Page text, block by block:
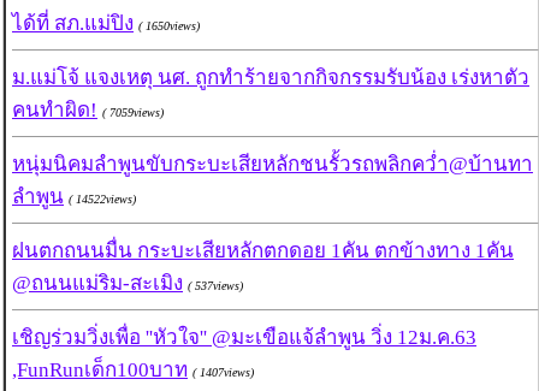
ได้ที่ สภ.แม่ปิง ( 1650views)
ม.แม่โจ้ แจงเหตุ นศ. ถูกทำร้ายจากกิจกรรมรับน้อง เร่งหาตัว
คนทำผิด! ( 7059views)
หนุ่มนิคมลำพูนขับกระบะเสียหลักชนรั้วรถพลิกคว่ำ@บ้านทา
ลำพูน ( 14522views)
ฝนตกถนนมื่น กระบะเสียหลักตกดอย 1คัน ตกข้างทาง 1คัน
@ถนนแม่ริม-สะเมิง ( 537views)
เชิญร่วมวิ่งเพื่อ ''หัวใจ'' @มะเขือแจ้ลำพูน วิ่ง 12ม.ค.63
,FunRunเด็ก100บาท ( 1407views)